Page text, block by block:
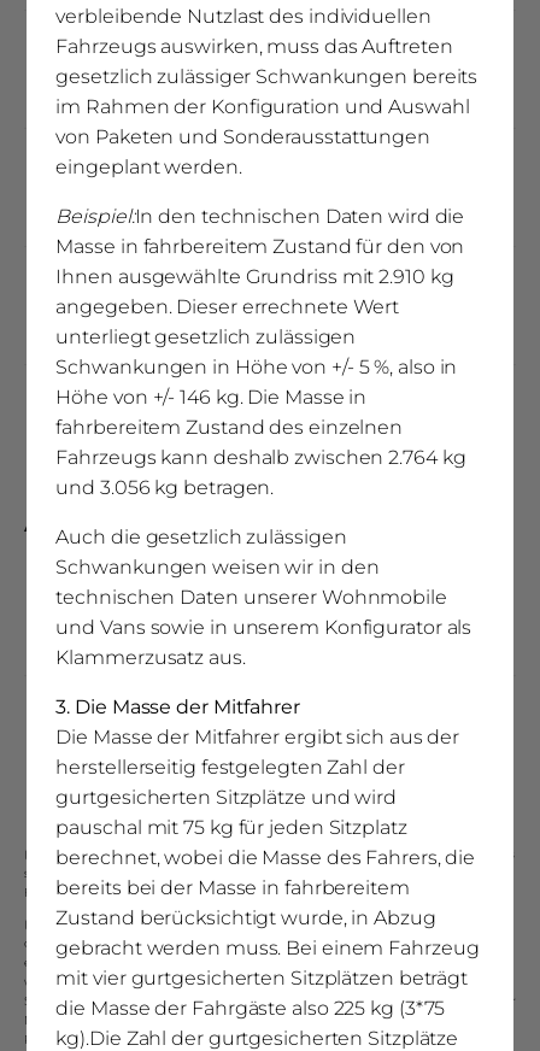
Alkovenbett / Hubbett (mm)
2000 x 8002000 x 800
Schlafplätze
Erweiterung auf X Schlafplätze
zulässige Personenzahl mit 3-Pkt
Ausstattung
Batteriekapazität
1 x 80 Ah Gel
Gaskasten
2 x 11 kg
(1)
Bei der technisch zulässigen Gesamtmasse in beladenem Zustand handelt es
sich um die herstellerseitig festgelegte Gesamtmasse, die das Fahrzeug im
Fahrbetrieb nicht überschreiten darf
(2)
Die Masse in fahrbereitem Zustand bezeichnet die Masse des Fahrzeugs mit
den zu mindestens 90 % ihres Fassungsvermögens gefüllten Kraft-stofftanks,
einschließlich der Masse des Fahrers, die pauschal mit 75 kg berücksichtigt
wird, des Kraftstoffs und der Flüssigkeiten, ausgestattet mit der
Standardausrüstung gemäß den Herstellerangaben sowie, sofern vorhanden, der
Masse des Aufbaus, des Führerhauses, der Anhängevor-richtung und des
Reifenreparatursets. Es handelt es sich um einen errech-neten Wert, der
verbleibende Nutzlast des individuellen
Fahrzeugs auswirken, muss das Auftreten
gesetzlich zulässiger Schwankungen bereits
im Rahmen der Konfiguration und Auswahl
von Paketen und Sonderausstattungen
eingeplant werden.
Beispiel:In den technischen Daten wird die
Masse in fahrbereitem Zustand für den von
Ihnen ausgewählte Grundriss mit 2.910 kg
angegeben. Dieser errechnete Wert
unterliegt gesetzlich zulässigen
Schwankungen in Höhe von +/- 5 %, also in
Höhe von +/- 146 kg. Die Masse in
fahrbereitem Zustand des einzelnen
Fahrzeugs kann deshalb zwischen 2.764 kg
und 3.056 kg betragen.
Auch die gesetzlich zulässigen
Schwankungen weisen wir in den
technischen Daten unserer Wohnmobile
und Vans sowie in unserem Konfigurator als
Klammerzusatz aus.
3. Die Masse der Mitfahrer
Die Masse der Mitfahrer ergibt sich aus der
herstellerseitig festgelegten Zahl der
gurtgesicherten Sitzplätze und wird
pauschal mit 75 kg für jeden Sitzplatz
berechnet, wobei die Masse des Fahrers, die
bereits bei der Masse in fahrbereitem
Zustand berücksichtigt wurde, in Abzug
gebracht werden muss. Bei einem Fahrzeug
mit vier gurtgesicherten Sitzplätzen beträgt
die Masse der Fahrgäste also 225 kg (3*75
kg).Die Zahl der gurtgesicherten Sitzplätze